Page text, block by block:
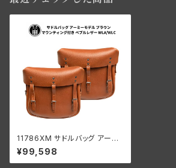
11786XM サドルバッグ アーミ
ーモデル マウント付き ペブルレ
ザー ハーレーダビッドソン WL
A WLC ブラウン
¥99,598